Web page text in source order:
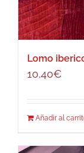
Lomo
10,40€
Añadir al